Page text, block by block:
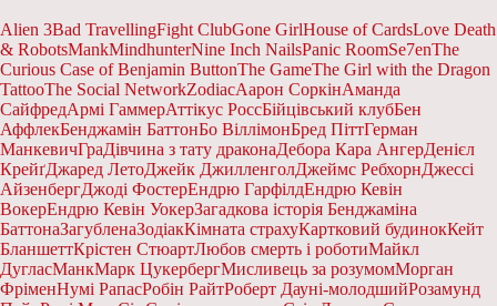
Alien 3Bad TravellingFight ClubGone GirlHouse of CardsLove Death
& RobotsMankMindhunterNine Inch NailsPanic RoomSe7enThe
Curious Case of Benjamin ButtonThe GameThe Girl with the Dragon
TattooThe Social NetworkZodiacАарон СоркінАманда
СайфредАрмі ГаммерАттікус РоссБійцівський клубБен
АффлекБенджамін БаттонБо ВіллімонБред ПіттГерман
МанкевичГраДівчина з тату драконаДебора Кара АнгерДенієл
КрейґДжаред ЛетоДжейк ДжилленголДжеймс РебхорнДжессі
АйзенбергДжоді ФостерЕндрю ГарфілдЕндрю Кевін
ВокерЕндрю Кевін УокерЗагадкова історія Бенджаміна
БаттонаЗагубленаЗодіакКімната страхуКартковий будинокКейт
БланшеттКрістен СтюартЛюбов смерть і роботиМайкл
ДугласМанкМарк ЦукербергМисливець за розумомМорган
ФріменНумі РапасРобін РайтРоберт Дауні-молодшийРозамунд